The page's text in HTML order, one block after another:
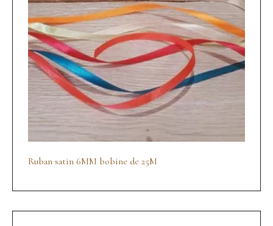
Ruban satin 6MM bobine de 25M